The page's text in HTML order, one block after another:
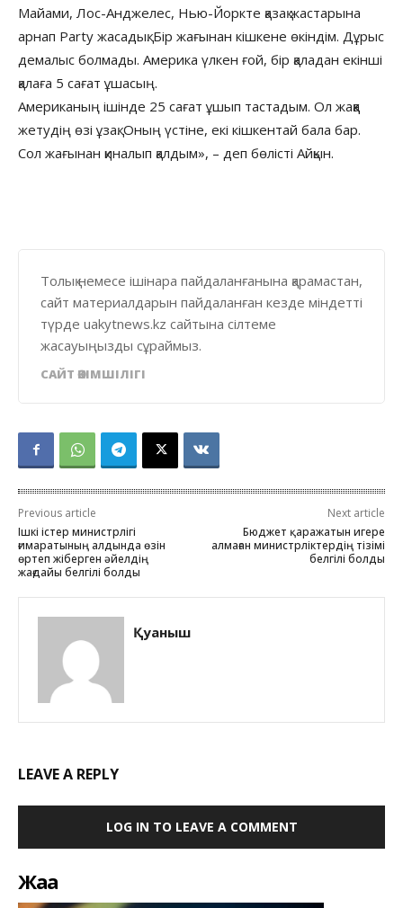
Майами, Лос-Анджелес, Нью-Йоркте қазақ жастарына
арнап Party жасадық. Бір жағынан кішкене өкіндім. Дұрыс
демалыс болмады. Америка үлкен ғой, бір қаладан екінші
қалаға 5 сағат ұшасың.
Американың ішінде 25 сағат ұшып тастадым. Ол жаққа
жетудің өзі ұзақ. Оның үстіне, екі кішкентай бала бар.
Сол жағынан қиналып қалдым», – деп бөлісті Айқын.
Толық немесе ішінара пайдаланғанына қарамастан,
сайт материалдарын пайдаланған кезде міндетті
түрде uakytnews.kz сайтына сілтеме
жасауыңызды сұраймыз.
САЙТ ӘКІМШІЛІГІ
Previous article
Ішкі істер министрлігі
ғимаратының алдында өзін
өртеп жіберген әйелдің
жағдайы белгілі болды
Next article
Бюджет қаражатын игере
алмаған министрліктердің тізімі
белгілі болды
Қуаныш
LEAVE A REPLY
LOG IN TO LEAVE A COMMENT
Жаңа